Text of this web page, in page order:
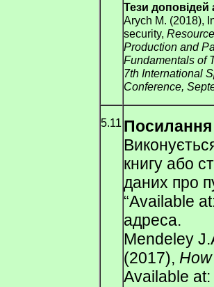
Тези доповідей
Arych M. (2018),
security,
Production and
Fundamentals of
7th International
Conference,
5.11
книгу або
даних про
“Available
адреса.
Mendeley
(2017),
Available at: